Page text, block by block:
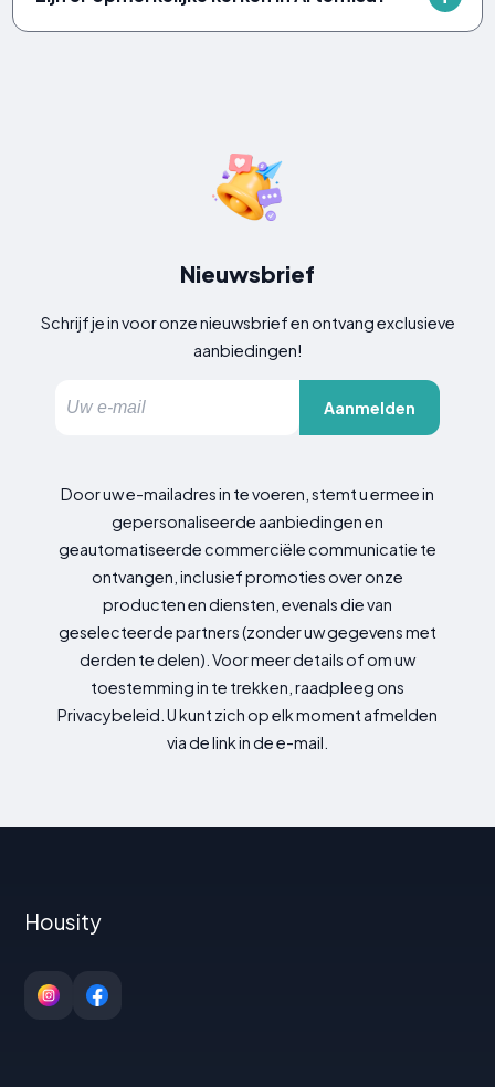
Nieuwsbrief
Schrijf je in voor onze nieuwsbrief en ontvang exclusieve
aanbiedingen!
Aanmelden
Door uw e-mailadres in te voeren, stemt u ermee in
gepersonaliseerde aanbiedingen en
geautomatiseerde commerciële communicatie te
ontvangen, inclusief promoties over onze
producten en diensten, evenals die van
geselecteerde partners (zonder uw gegevens met
derden te delen). Voor meer details of om uw
toestemming in te trekken, raadpleeg ons
Privacybeleid. U kunt zich op elk moment afmelden
via de link in de e-mail.
Housity